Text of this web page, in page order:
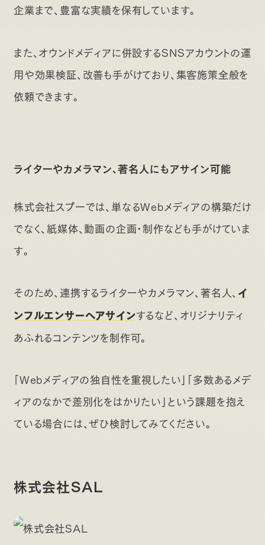
企業まで、豊富な実績を保有しています。
また、オウンドメディアに併設するSNSアカウントの運
用や効果検証、改善も手がけており、集客施策全般を
依頼できます。
ライターやカメラマン、著名人にもアサイン可能
株式会社スプーでは、単なるWebメディアの構築だけ
でなく、紙媒体、動画の企画・制作なども手がけていま
す。
そのため、連携するライターやカメラマン、著名人、 イ
ンフルエンサーへアサインするなど、オリジナリティ
あふれるコンテンツを制作可。
「Webメディアの独自性を重視したい」「多数あるメデ
ィアのなかで差別化をはかりたい」という課題を抱え
ている場合には、ぜひ検討してみてください。
株式会社SAL